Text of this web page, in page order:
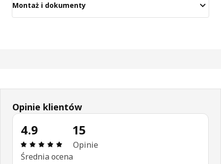
Montaż i dokumenty
Opinie klientów
4.9
Opinia: 4.9 na 5 gwiazdki. Recenzje ogółem: 15
Średnia ocena
15
Opinie